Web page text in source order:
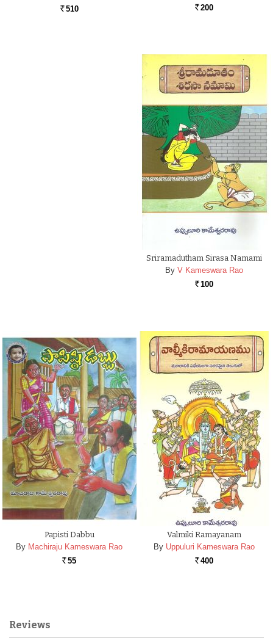
Rs. 510 Rs. 200
Sriramadutham Sirasa Namami
By V Kameswara Rao
Rs. 100
Papisti Dabbu
By Machiraju Kameswara Rao
Rs. 55
Valmiki Ramayanam
By Uppuluri Kameswara Rao
Rs. 400
Reviews